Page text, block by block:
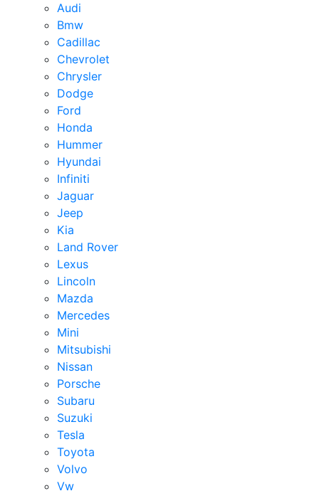
Audi
Bmw
Cadillac
Chevrolet
Chrysler
Dodge
Ford
Honda
Hummer
Hyundai
Infiniti
Jaguar
Jeep
Kia
Land Rover
Lexus
Lincoln
Mazda
Mercedes
Mini
Mitsubishi
Nissan
Porsche
Subaru
Suzuki
Tesla
Toyota
Volvo
Vw